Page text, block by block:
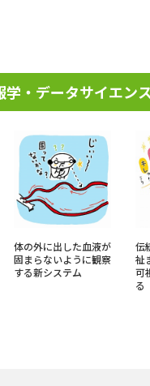
学・データサイエン
体の外に出した血液が
固まらないように観察
する新システム
伝
祉
可
る